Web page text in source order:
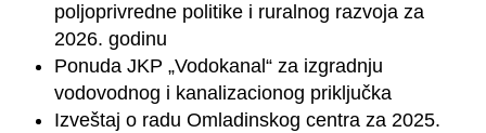
poljoprivredne politike i ruralnog razvoja za
2026. godinu
Ponuda JKP „Vodokanal“ za izgradnju
vodovodnog i kanalizacionog priključka
Izveštaj o radu Omladinskog centra za 2025.